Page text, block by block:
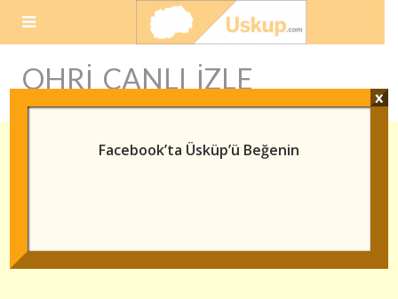
OHRI CANLI IZLE
Facebook’ta Üsküp’ü Beğenin
x